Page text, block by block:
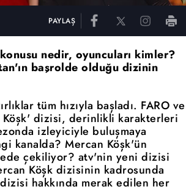
PAYLAŞ
nedir, oyuncuları kimler?
başrolde olduğu dizinin
tüm hızıyla başladı. FARO ve
Köşk' dizisi, derinlikli karakterleri
izleyiciyle buluşmaya
kanalda? Mercan Köşk'ün
çekiliyor? atv'nin yeni dizisi
Köşk dizisinin kadrosunda
hakkında merak edilen her